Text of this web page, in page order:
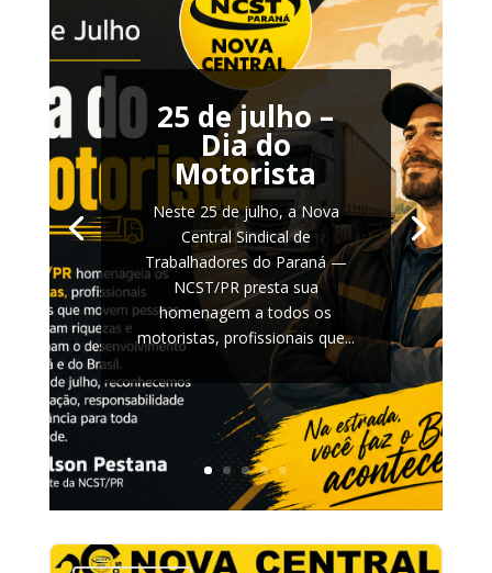
25 de julho –
Dia do
Motorista
Neste 25 de julho, a Nova
Central Sindical de
Trabalhadores do Paraná —
NCST/PR presta sua
homenagem a todos os
motoristas, profissionais que...